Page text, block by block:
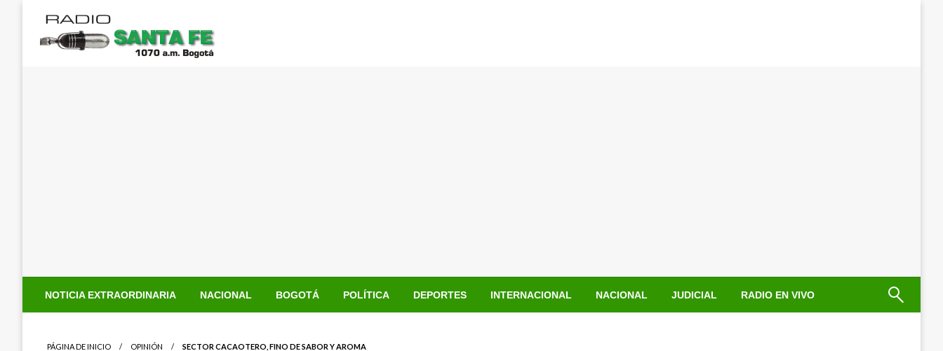
contenido
NOTICIA EXTRAORDINARIA NACIONAL BOGOTÁ POLÍTICA DEPORTES INTERNACIONAL NACIONAL JUDICIAL RADIO EN VIVO
PÁGINA DE INICIO OPINIÓN SECTOR CACAOTERO, FINO DE SABOR Y AROMA